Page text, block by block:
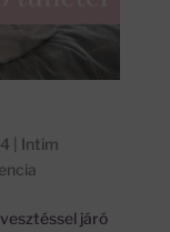
Intim
járó